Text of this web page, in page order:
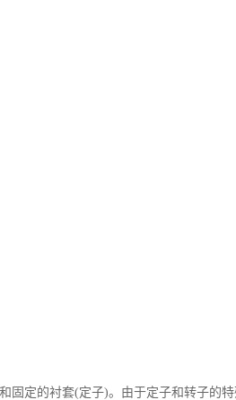
定的衬套(定子)。由于定子和转子的